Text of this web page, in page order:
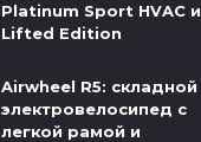
Platinum Sport HVAC и
Lifted Edition
Airwheel R5: складной
электровелосипед с
легкой рамой и